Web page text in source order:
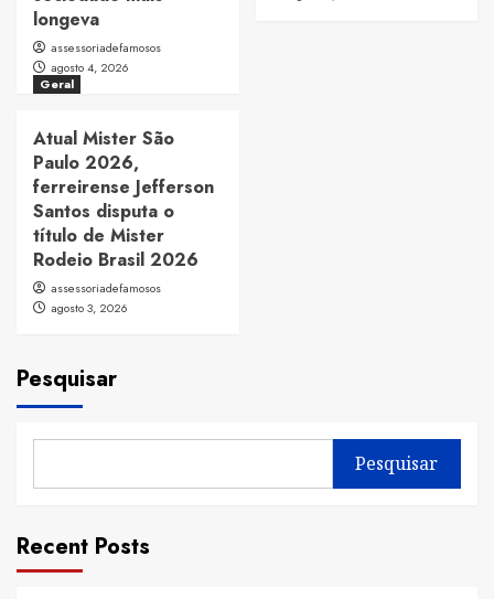
longeva
assessoriadefamosos
agosto 4, 2026
Geral
Atual Mister São
Paulo 2026,
ferreirense Jefferson
Santos disputa o
título de Mister
Rodeio Brasil 2026
assessoriadefamosos
agosto 3, 2026
Pesquisar
Pesquisar
Recent Posts